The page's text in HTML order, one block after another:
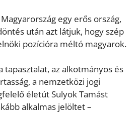
egy erős ország,
után azt látjuk, hogy szép
pozícióra méltó magyarok.
tapasztalat, az alkotmányos és
a nemzetközi jogi
életút Sulyok Tamást
alkalmas jelöltet –